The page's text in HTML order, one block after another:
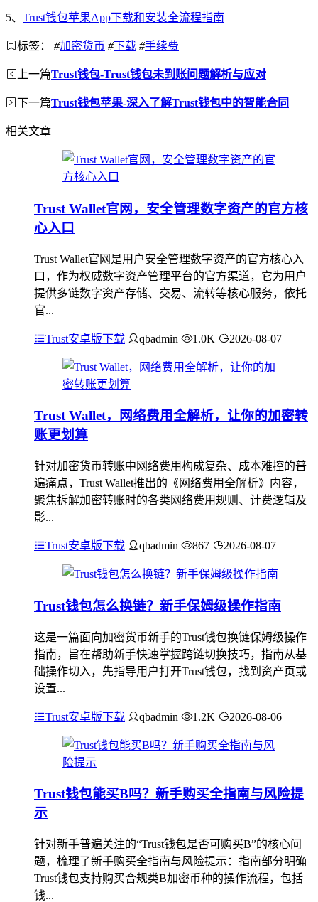
5、 Trust钱包苹果App下载和安装全流程指南
标签： #加密货币 #下载 #手续费
上一篇Trust钱包-Trust钱包未到账问题解析与应对
下一篇Trust钱包苹果-深入了解Trust钱包中的智能合同
相关文章
Trust Wallet官网，安全管理数字资产的官方核
心入口
Trust Wallet官网是用户安全管理数字资产的官方核心入
口，作为权威数字资产管理平台的官方渠道，它为用户
提供多链数字资产存储、交易、流转等核心服务，依托
官...
Trust安卓版下载 qbadmin 1.0K 2026-08-07
Trust Wallet，网络费用全解析，让你的加密转
账更划算
针对加密货币转账中网络费用构成复杂、成本难控的普
遍痛点，Trust Wallet推出的《网络费用全解析》内容，
聚焦拆解加密转账时的各类网络费用规则、计费逻辑及
影...
Trust安卓版下载 qbadmin 867 2026-08-07
Trust钱包怎么换链？新手保姆级操作指南
这是一篇面向加密货币新手的Trust钱包换链保姆级操作
指南，旨在帮助新手快速掌握跨链切换技巧，指南从基
础操作切入，先指导用户打开Trust钱包，找到资产页或
设置...
Trust安卓版下载 qbadmin 1.2K 2026-08-06
Trust钱包能买B吗？新手购买全指南与风险提
示
针对新手普遍关注的“Trust钱包是否可购买B”的核心问
题，梳理了新手购买全指南与风险提示：指南部分明确
Trust钱包支持购买合规类B加密币种的操作流程，包括
钱...